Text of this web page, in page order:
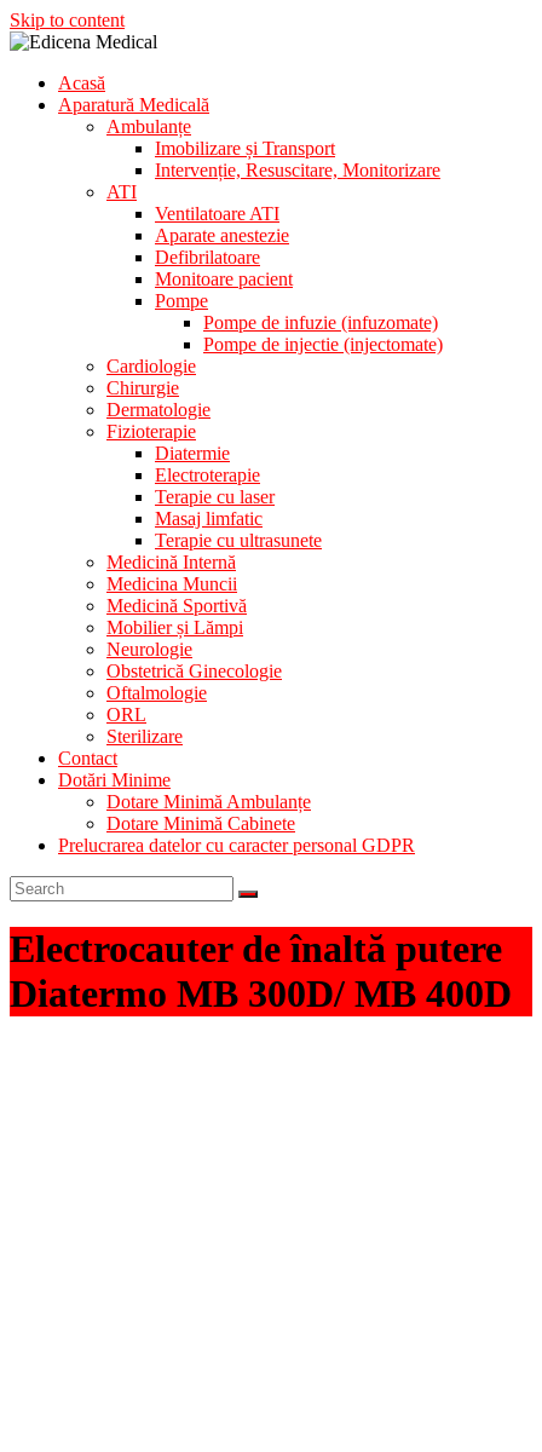
Skip to content
Edicena Medical
Aparatura Medicala
Acasă
Aparatură Medicală
Ambulanțe
Imobilizare și Transport
Intervenție, Resuscitare, Monitorizare
ATI
Ventilatoare ATI
Aparate anestezie
Defibrilatoare
Monitoare pacient
Pompe
Pompe de infuzie (infuzomate)
Pompe de injectie (injectomate)
Cardiologie
Chirurgie
Dermatologie
Fizioterapie
Diatermie
Electroterapie
Terapie cu laser
Masaj limfatic
Terapie cu ultrasunete
Medicină Internă
Medicina Muncii
Medicină Sportivă
Mobilier și Lămpi
Neurologie
Obstetrică Ginecologie
Oftalmologie
ORL
Sterilizare
Contact
Dotări Minime
Dotare Minimă Ambulanțe
Dotare Minimă Cabinete
Prelucrarea datelor cu caracter personal GDPR
Electrocauter de înaltă putere
Diatermo MB 300D/ MB 400D